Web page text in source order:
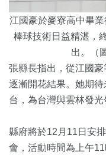
江國豪於麥寮高中畢
棒球技術日益精湛，
出。（
張縣長指出，從江國
逐漸開花結果。她期
台，為台灣與雲林發光
縣府將於12月11日安
會，活動時間為上午